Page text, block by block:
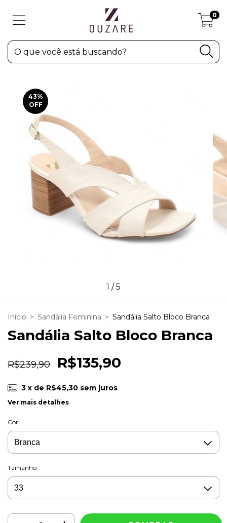
0
43%
OFF
1 /5
Início > Sandália Feminina > Sandália Salto Bloco Branca
Sandália Salto Bloco Branca
R$239,90 R$135,90
3 x de R$45,30 sem juros
Ver mais detalhes
Cor
Tamanho